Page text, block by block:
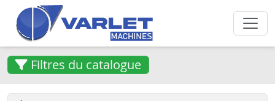
Aller au contenu principal
Filtres du catalogue